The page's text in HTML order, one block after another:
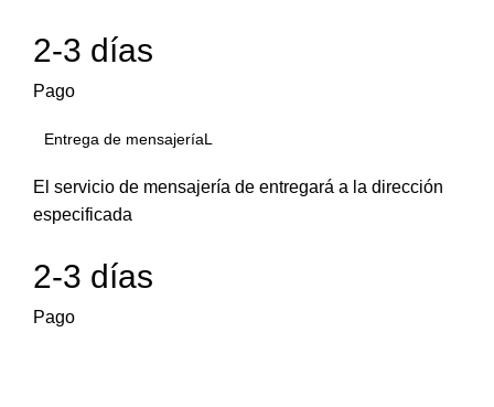
2-3 días
Pago
Entrega de mensajeríaL
El servicio de mensajería de entregará a la dirección
especificada
2-3 días
Pago